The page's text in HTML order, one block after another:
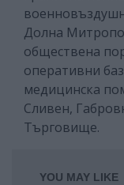
Долна
обществена
оперативни
медицинска
Сливен,
Търговище.